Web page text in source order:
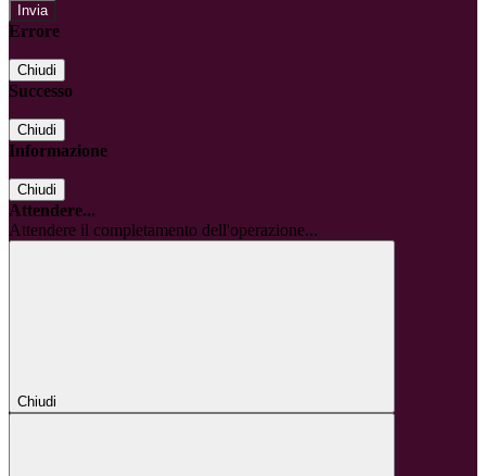
Errore
Chiudi
Successo
Chiudi
Informazione
Chiudi
Attendere...
Attendere il completamento dell'operazione...
Chiudi